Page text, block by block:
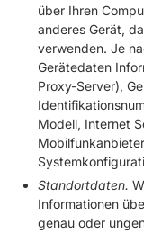
über Ihren
anderes Gerät,
verwenden. Je
Gerätedaten
Proxy-Server),
Modell, Internet
Standortdaten.
Informationen
genau oder